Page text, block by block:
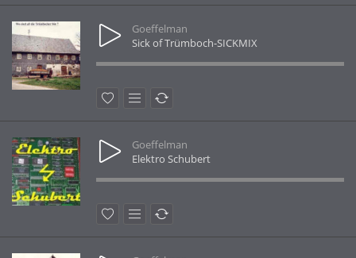
Goeffelman
Sick of Trümboch-SICKMIX
Goeffelman
Elektro Schubert